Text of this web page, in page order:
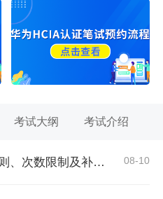
考试大纲 考试介绍
华为HCIA认证补考报名规则、次数限制及补考流程详解 08-10